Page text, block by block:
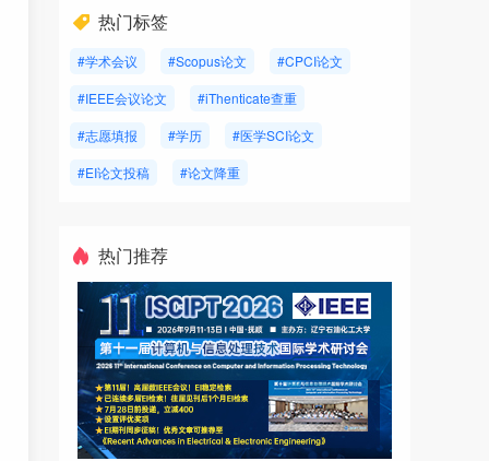
热门标签
#学术会议 #Scopus论文
#CPCI论文
#IEEE会议论文
#iThenticate查重
#志愿填报
#学历
#医学SCI论文
#EI论文投稿
#论文降重
热门推荐